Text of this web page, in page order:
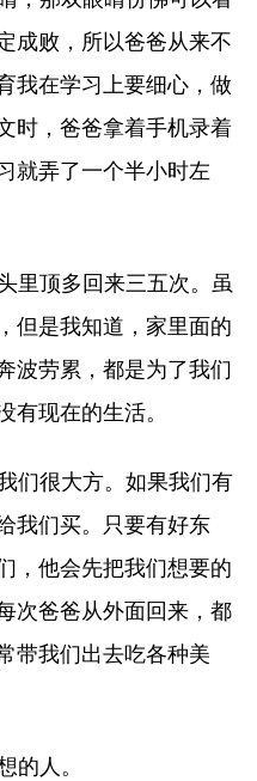
成败，所以爸爸从来不
我在学习上要细心，做
时，爸爸拿着手机录着
就弄了一个半小时左
里顶多回来三五次。虽
但是我知道，家里面的
波劳累，都是为了我们
有现在的生活。
们很大方。如果我们有
我们买。只要有好东
，他会先把我们想要的
次爸爸从外面回来，都
带我们出去吃各种美
的人。